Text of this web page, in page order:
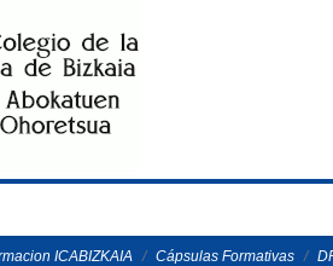
ICABIZKAIA Cápsulas Formativas